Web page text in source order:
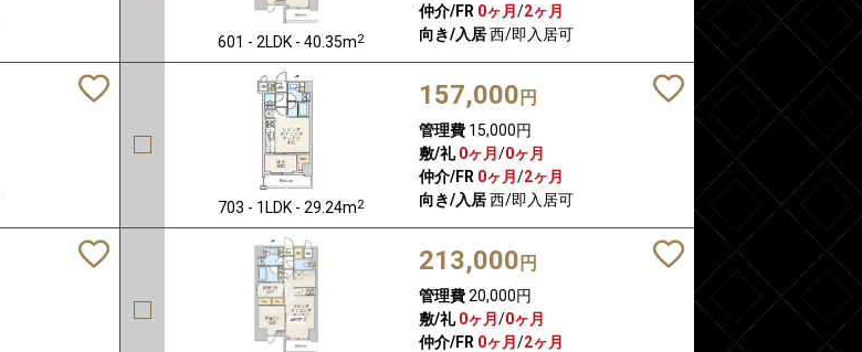
601 - 2LDK - 40.35m2
仲介/FR 0ヶ月/2ヶ月
向き/入居西/即入居可
703 - 1LDK - 29.24m2
157,000 円
管理費15,000円
敷/礼 0ヶ月/0ヶ月
仲介/FR 0ヶ月/2ヶ月
向き/入居西/即入居可
213,000 円
管理費20,000円
敷/礼 0ヶ月/0ヶ月
仲介/FR 0ヶ月/2ヶ月